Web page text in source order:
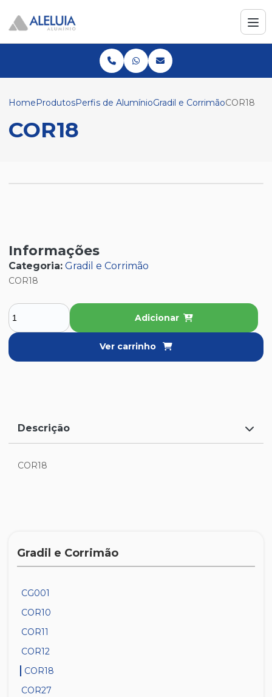
HomeProdutosPerfis de AlumínioGradil e CorrimãoCOR18
COR18
Informações
Categoria: Gradil e Corrimão
COR18
Adicionar
Ver carrinho
Descrição
COR18
Gradil e Corrimão
CG001
COR10
COR11
COR12
COR18
COR27